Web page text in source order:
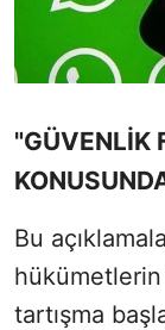
"GÜVENLİK
Bu
tartışma